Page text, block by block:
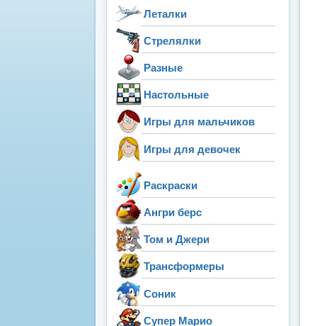
Леталки
Стрелялки
Разные
Настольные
Игры для мальчиков
Игры для девочек
Раскраски
Ангри берс
Том и Джери
Трансформеры
Соник
Супер Марио